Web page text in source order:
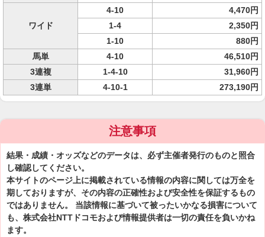
ワイド
4-10
4,470円
1-4
2,350円
1-10
880円
馬単
4-10
46,510円
3連複
1-4-10
31,960円
3連単
4-10-1 273,190円
注意事項
結果・成績・オッズなどのデータは、必ず主催者発行のものと照合
し確認してください。
本サイトのページ上に掲載されている情報の内容に関しては万全を
期しておりますが、その内容の正確性および安全性を保証するもの
ではありません。 当該情報に基づいて被ったいかなる損害について
も、株式会社NTTドコモおよび情報提供者は一切の責任を負いかね
ます。